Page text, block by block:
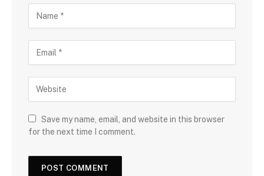
Save my name, email, and website in this browser
for the next time I comment.